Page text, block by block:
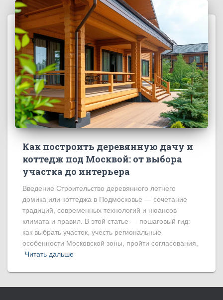
Как построить деревянную дачу и
коттедж под Москвой: от выбора
участка до интерьера
Введение Строительство деревянного летнего
домика или коттеджа в Подмосковье — сочетание
традиций, современных технологий и нюансов
климата и правил. В этой статье — пошаговый гид:
как выбрать участок, учесть региональные
особенности Московской зоны, пройти согласования,
Читать дальше